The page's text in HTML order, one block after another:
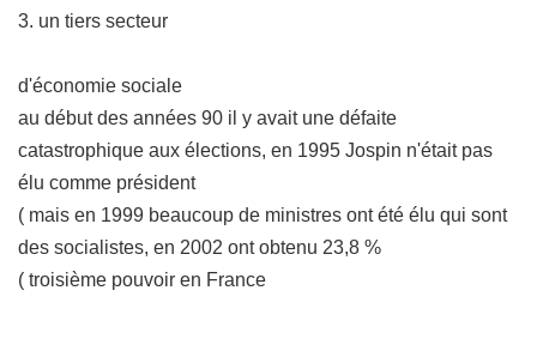
3. un tiers secteur
d'économie sociale
au début des années 90 il y avait une défaite
catastrophique aux élections, en 1995 Jospin n'était pas
élu comme président
( mais en 1999 beaucoup de ministres ont été élu qui sont
des socialistes, en 2002 ont obtenu 23,8 %
( troisième pouvoir en France